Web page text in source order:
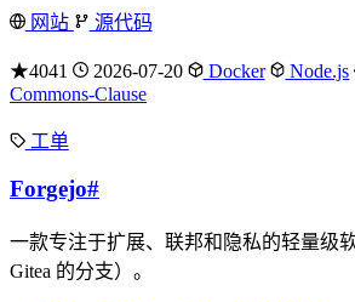
网站 源代码
★4041 2026-07-20 Docker Node.js
Commons-Clause
工单
Forgejo#
一款专注于扩展、联邦和隐私的轻量级
Gitea 的分支）。